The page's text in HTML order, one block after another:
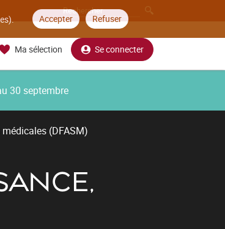
Accepter Refuser
Ma sélection Se connecter
30 septembre
(DFASM)